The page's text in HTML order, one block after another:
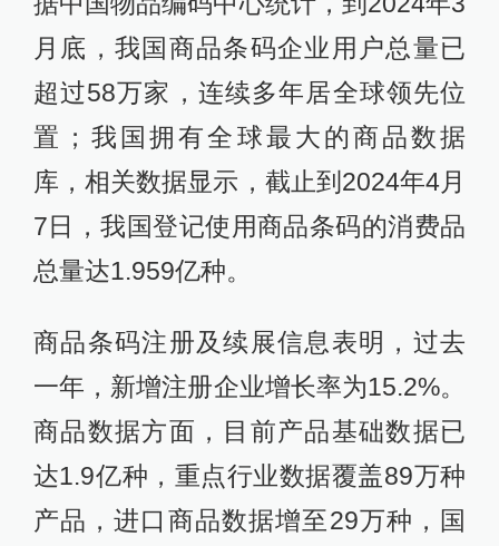
月底，我国商品条码企业用户总量已
超过58万家，连续多年居全球领先位
置；我国拥有全球最大的商品数据
库，相关数据显示，截止到2024年4月
7日，我国登记使用商品条码的消费品
总量达1.959亿种。
商品条码注册及续展信息表明，过去
一年，新增注册企业增长率为15.2%。
商品数据方面，目前产品基础数据已
达1.9亿种，重点行业数据覆盖89万种
产品，进口商品数据增至29万种，国